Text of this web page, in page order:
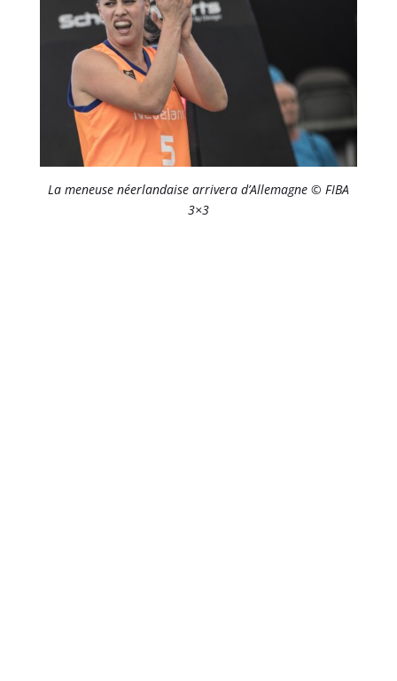
La meneuse néerlandaise arrivera d’Allemagne © FIBA
3×3